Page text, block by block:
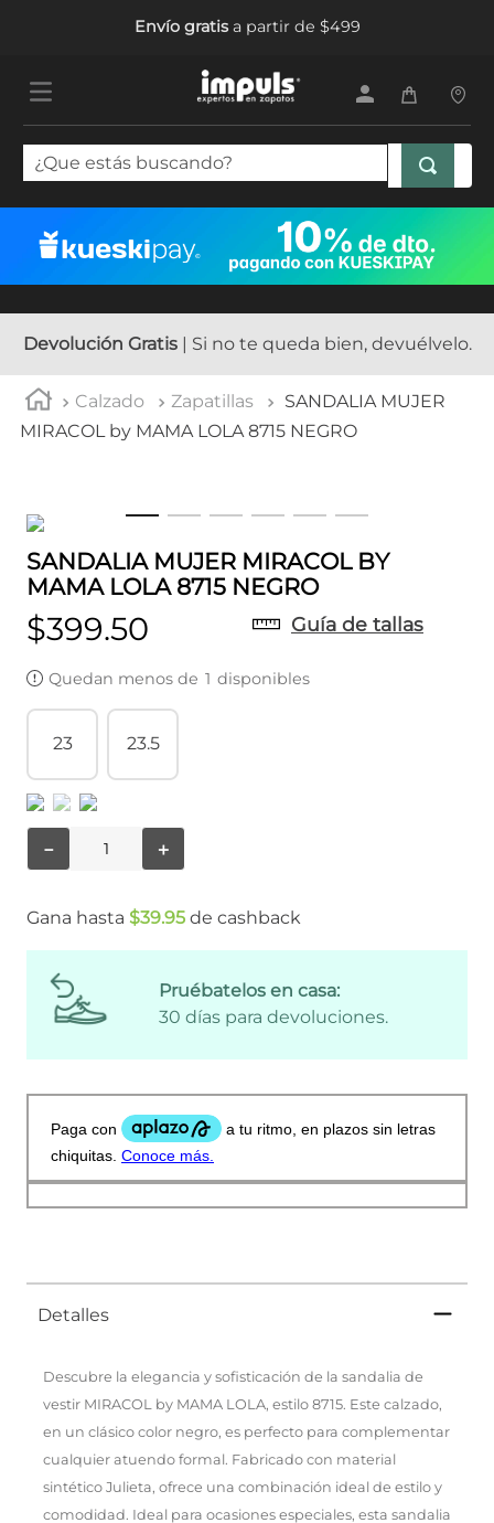
Envío gratisa partir de $499
¿Que estás buscando?
Devolución Gratis| Si no te queda bien, devuélvelo.
Calzado Zapatillas
SANDALIA MUJER
MIRACOL by MAMA LOLA 8715 NEGRO
SANDALIA MUJER MIRACOL BY
MAMA LOLA 8715 NEGRO
$399.50 Guía de tallas
Quedan menos de 1 disponibles
23 23.5
＋
－
Gana hasta $39.95 de cashback
Pruébatelos en casa:
30 días para devoluciones.
Detalles
Descubre la elegancia y sofisticación de la sandalia de
vestir MIRACOL by MAMA LOLA, estilo 8715. Este calzado,
en un clásico color negro, es perfecto para complementar
cualquier atuendo formal. Fabricado con material
sintético Julieta, ofrece una combinación ideal de estilo y
comodidad. Ideal para ocasiones especiales, esta sandalia
1.
tenis mujer
tenis hombre
5. tenis